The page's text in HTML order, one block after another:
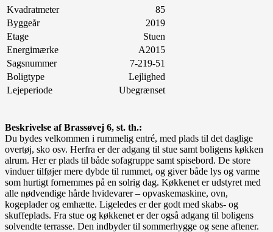
Kvadratmeter
85
Byggeår
2019
Etage
Stuen
Energimærke
A2015
Sagsnummer
7-219-51
Boligtype
Lejlighed
Lejeperiode
Ubegrænset
Beskrivelse af Brassøvej 6, st. th.:
Du bydes velkommen i rummelig entré, med plads til det daglige
overtøj, sko osv. Herfra er der adgang til stue samt boligens køkken
alrum. Her er plads til både sofagruppe samt spisebord. De store
vinduer tilføjer mere dybde til rummet, og giver både lys og varme
som hurtigt fornemmes på en solrig dag. Køkkenet er udstyret med
alle nødvendige hårde hvidevarer – opvaskemaskine, ovn,
kogeplader og emhætte. Ligeledes er der godt med skabs- og
skuffeplads. Fra stue og køkkenet er der også adgang til boligens
solvendte terrasse. Den indbyder til sommerhygge og sene aftener.